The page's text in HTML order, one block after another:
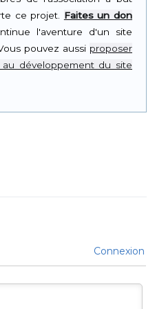
ce projet. Faites un don
l'aventure d'un site
pouvez aussi proposer
développement du site
Connexion